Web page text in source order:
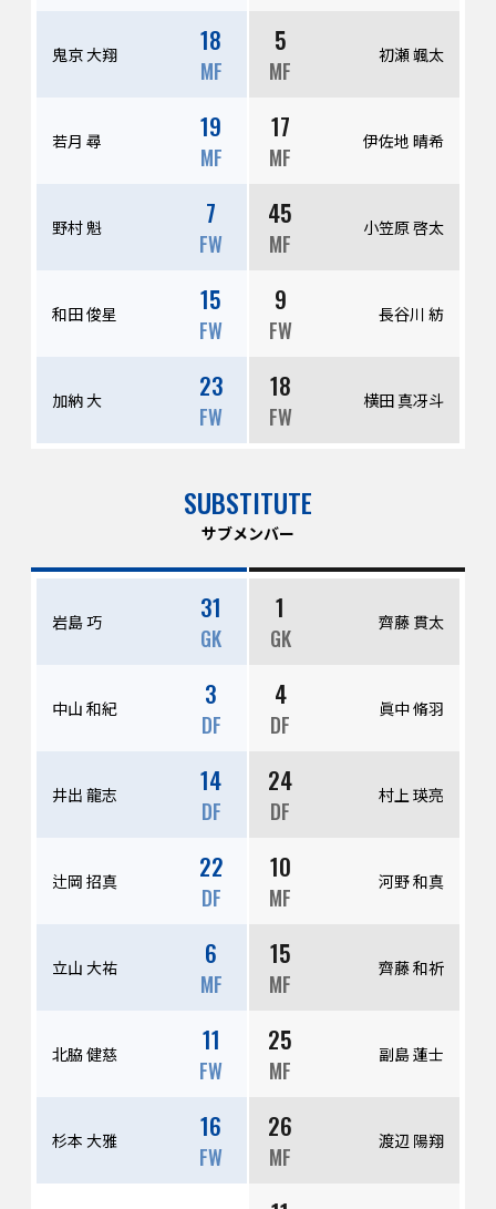
鬼京 大翔 18
MF
若月 尋 19
MF
野村 魁 7
FW
和田 俊星 15
FW
加納 大 23
FW
初瀬 颯太
5
MF
伊佐地 晴希
17
MF
小笠原 啓太
45
MF
長谷川 紡
9
FW
横田 真冴斗
18
FW
SUBSTITUTE
サブメンバー
岩島 巧 31
GK
中山 和紀 3
DF
井出 龍志 14
DF
辻岡 招真 22
DF
立山 大祐 6
MF
北脇 健慈 11
FW
杉本 大雅 16
FW
齊藤 貫太
1
GK
眞中 脩羽
4
DF
村上 瑛亮
24
DF
河野 和真
10
MF
齊藤 和祈
15
MF
副島 蓮士
25
MF
渡辺 陽翔
26
MF